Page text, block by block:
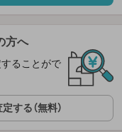
方へ
ることがで
する（無料）